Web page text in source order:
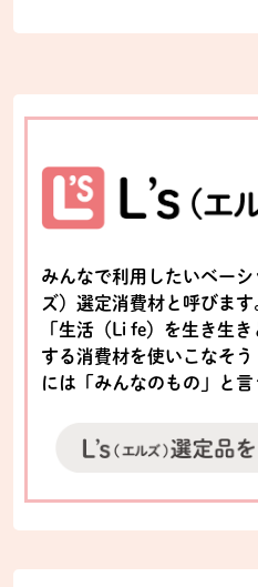
みんなで利用したいベー
ズ）選定消費材と呼びま
「生活（Li fe）を生き生
する消費材を使いこなそう
には「みんなのもの」と言